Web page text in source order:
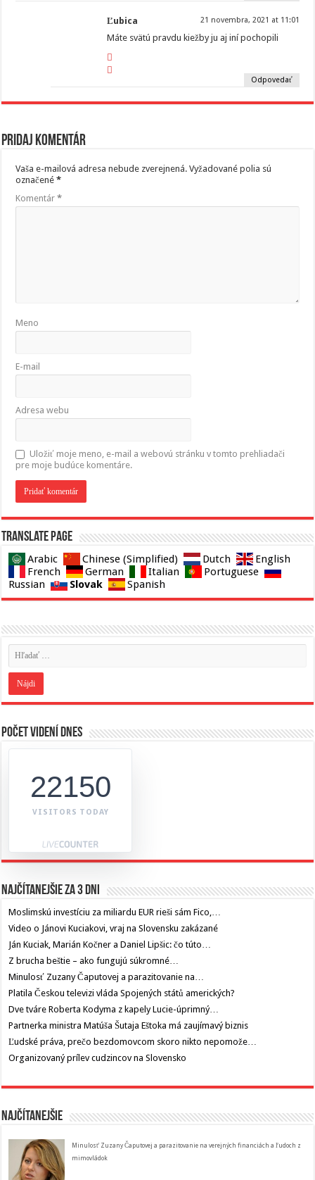
Ľubica 21 novembra, 2021 at 11:01
Máte svätú pravdu kiežby ju aj iní pochopili
Odpovedať
Pridaj komentár
Vaša e-mailová adresa nebude zverejnená. Vyžadované polia sú
označené*
Komentár*
Meno
E-mail
Adresa webu
Uložiť moje meno, e-mail a webovú stránku v tomto prehliadači
pre moje budúce komentáre.
Translate page
Arabic Chinese (Simplified) Dutch
English
French
German Italian
Portuguese
Russian
Slovak Spanish
Počet videní dnes
22150
VISITORS TODAY
Najčítanejšie za 3 dni
Moslimskú investíciu za miliardu EUR rieši sám Fico,…
Video o Jánovi Kuciakovi, vraj na Slovensku zakázané
Ján Kuciak, Marián Kočner a Daniel Lipšic: čo túto…
Z brucha beštie – ako fungujú súkromné…
Minulosť Zuzany Čaputovej a parazitovanie na…
Platila Českou televizi vláda Spojených států amerických?
Dve tváre Roberta Kodyma z kapely Lucie-úprimný…
Partnerka ministra Matúša Šutaja Eštoka má zaujímavý biznis
Ľudské práva, prečo bezdomovcom skoro nikto nepomože…
Organizovaný prílev cudzincov na Slovensko
Najčítanejšie
Minulosť Zuzany Čaputovej a parazitovanie na verejných financiách a ľudoch z
mimovládok